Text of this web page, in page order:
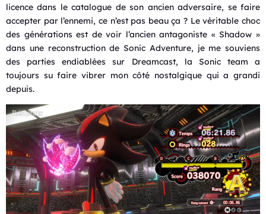
licence dans le catalogue de son ancien adversaire, se faire
accepter par l’ennemi, ce n’est pas beau ça ? Le véritable choc
des générations est de voir l’ancien antagoniste « Shadow »
dans une reconstruction de Sonic Adventure, je me souviens
des parties endiablées sur Dreamcast, la Sonic team a
toujours su faire vibrer mon côté nostalgique qui a grandi
depuis.